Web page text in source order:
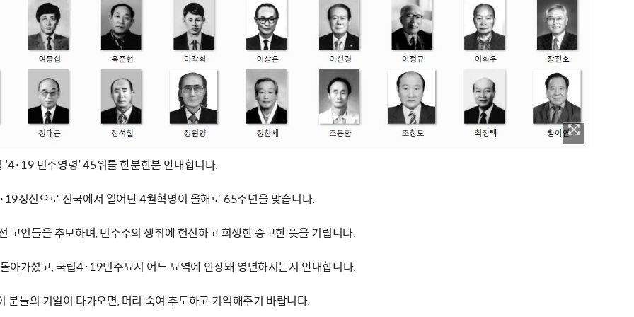
민주영령' 45위를 한분한분 안내합니다.
정신으로 전국에서 일어난 4월혁명이 올해로 65주년을 맞습니다.
고인들을 추모하며, 민주주의 쟁취에 헌신하고 희생한 숭고한 뜻을 기립니다.
아가셨고, 국립4·19민주묘지 어느 묘역에 안장돼 영면하시는지 안내합니다.
분들의 기일이 다가오면, 머리 숙여 추도하고 기억해주기 바랍니다.